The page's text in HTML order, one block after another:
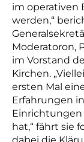
im operativen
werden,“
Moderatoron,
im Vorstand
Kirchen.
ersten Mal
Erfahrungen
Einrichtungen
hat,“ fährt sie